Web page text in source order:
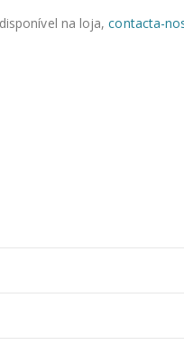
na loja,contacta-